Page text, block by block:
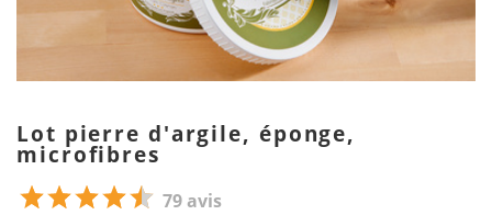
Lot pierre d'argile, éponge,
microfibres
79 avis